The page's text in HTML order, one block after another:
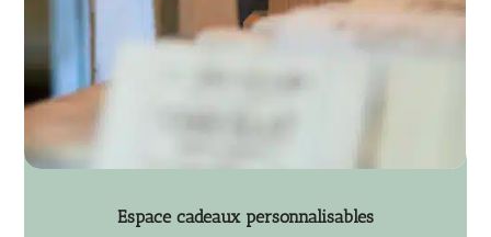
Espace cadeaux personnalisables